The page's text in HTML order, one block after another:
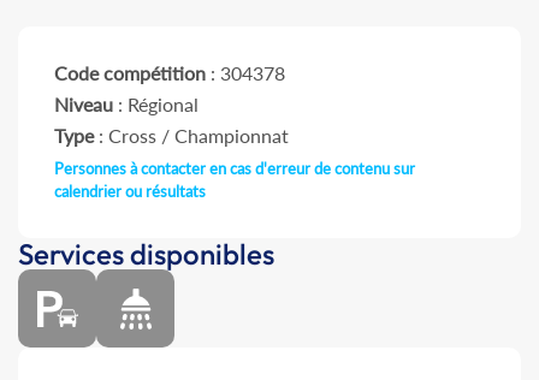
Code compétition : 304378
Niveau : Régional
Type: Cross / Championnat
Personnes à contacter en cas d'erreur de contenu sur
calendrier ou résultats
Services disponibles